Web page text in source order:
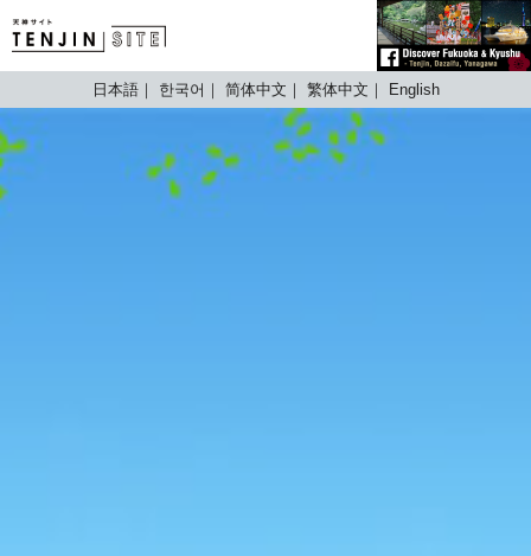
TENJIN SITE
日本語 한국어 简体中文 繁体中文 English